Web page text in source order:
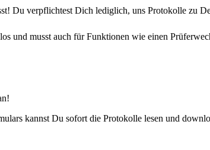
Du verpflichtest Dich lediglich, uns Protokolle zu
und musst auch für Funktionen wie einen
kannst Du sofort die Protokolle lesen und